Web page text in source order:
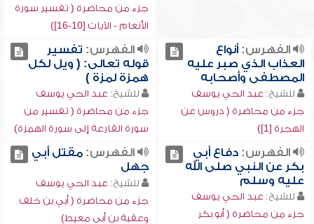
جزء من محاضرة ( تفسير سورة
الأنعام - الآيات [10-16])
الفهرس:أنواع
العذاب الذي صبر عليه
المصطفى وأصحابه
للشيخ: عبد الحي يوسف
جزء من محاضرة ( دروس عن
الهجرة [1])
الفهرس: تفسير
قوله تعالى: ( ويل لكل
همزة لمزة )
للشيخ: عبد الحي يوسف
جزء من محاضرة ( تفسير من
سورة القارعة إلى سورة الهمزة)
الفهرس:دفاع أبي
بكر عن النبي صلى الله
عليه وسلم
للشيخ: عبد الحي يوسف
جزء من محاضرة ( أبو بكر
الفهرس:مقتل أبي
جهل
للشيخ: عبد الحي يوسف
جزء من محاضرة ( أبي بن خلف
وعقبة بن أبي معيط)